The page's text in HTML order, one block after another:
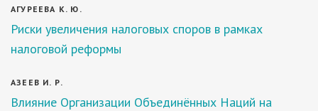
АГУРЕЕВА К. Ю.
Риски увеличения налоговых споров в рамках
налоговой реформы
АЗЕЕВ И. Р.
Влияние Организации Объединённых Наций на